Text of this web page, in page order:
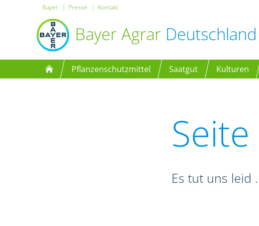
Bayer Presse Kontakt
Bayer Agrar Deutschland
Pflanzenschutzmittel Saatgut Kulturen
Es tut uns leid